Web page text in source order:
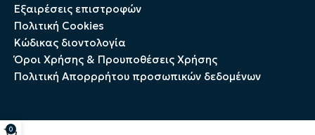
Εξαιρέσεις επιστροφών
Πολιτική Cookies
Kώδικας διοντολογία
Όροι Χρήσης & Προυποθέσεις Χρήσης
Πολιτική Απορρρήτου προσωπικών δεδομένων
0